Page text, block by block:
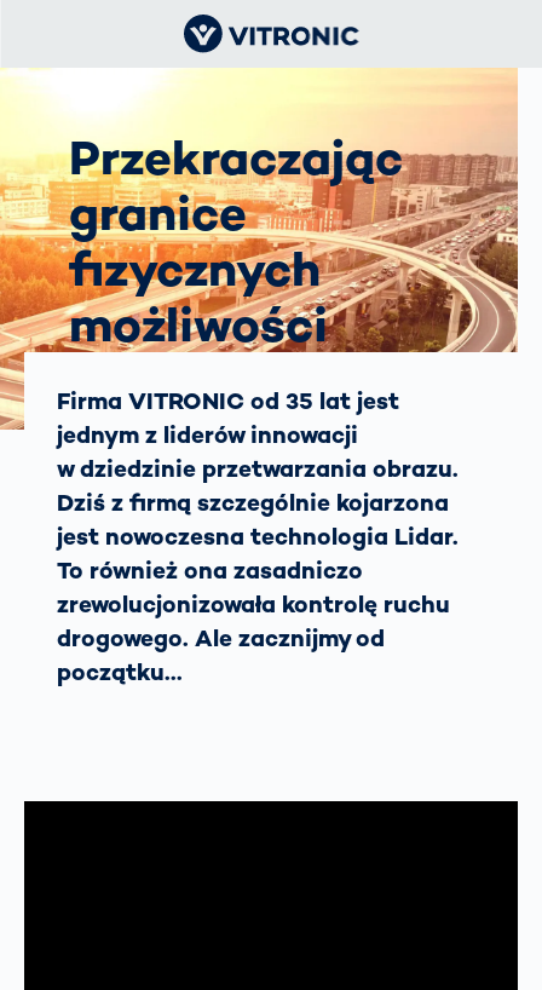
Przekraczając
granice
fizycznych
możliwości
Historia sukcesu technologii
ruchu drogowego w firmie
VITRONIC
Firma VITRONIC od 35 lat jest
jednym z liderów innowacji
w dziedzinie przetwarzania obrazu.
Dziś z firmą szczególnie kojarzona
jest nowoczesna technologia Lidar.
To również ona zasadniczo
zrewolucjonizowała kontrolę ruchu
drogowego. Ale zacznijmy od
początku...